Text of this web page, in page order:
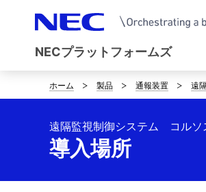
NECプラットフォームズ
サ
イ
ト
ホーム 製品 通報装置 遠
導入場所
遠隔監視制御システム コルソ